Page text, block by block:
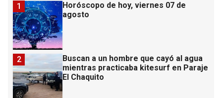
Horóscopo de hoy, viernes 07 de
agosto
1
Buscan a un hombre que cayó al agua
mientras practicaba kitesurf en Paraje
El Chaquito
2